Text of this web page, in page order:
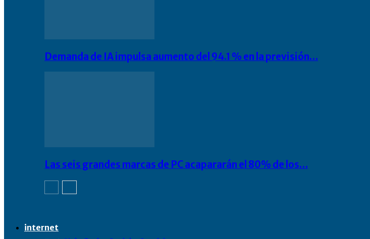
Demanda de IA impulsa aumento del 94.1 % en la previsión…
Las seis grandes marcas de PC acapararán el 80% de los…
internet